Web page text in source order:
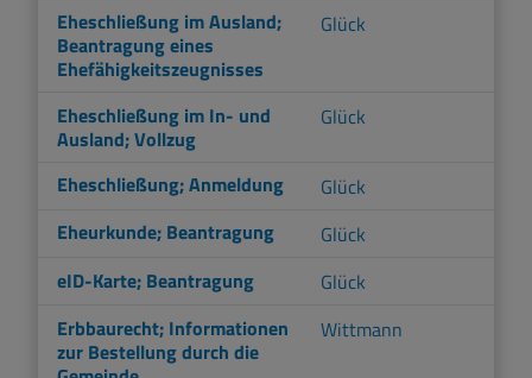
Eheschließung im Ausland;
Beantragung eines
Ehefähigkeitszeugnisses
Glück
Eheschließung im In- und
Ausland; Vollzug
Glück
Eheschließung; Anmeldung
Glück
Eheurkunde; Beantragung
Glück
eID-Karte; Beantragung
Glück
Erbbaurecht; Informationen
zur Bestellung durch die
Wittmann